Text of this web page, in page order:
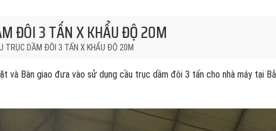
ĐÔI 3 TẤN X KHẨU ĐỘ 20M
TRỤC DẦM ĐÔI 3 TẤN X KHẨU ĐỘ 20M
và Bàn giao đưa vào sử dụng cầu trục dầm đôi 3 tấn cho nhà máy tại